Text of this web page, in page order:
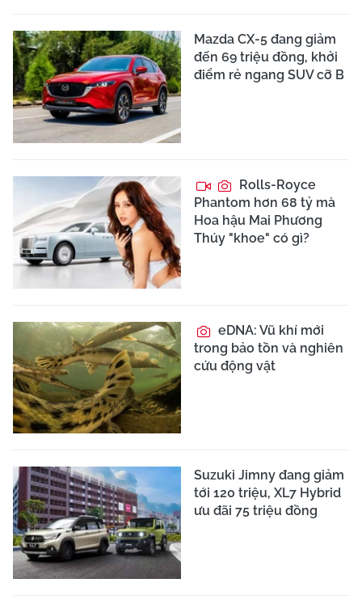
Mazda CX-5 đang giảm
đến 69 triệu đồng, khởi
điểm rẻ ngang SUV cỡ B
Rolls-Royce
Phantom hơn 68 tỷ mà
Hoa hậu Mai Phương
Thúy "khoe" có gì?
eDNA: Vũ khí mới
trong bảo tồn và nghiên
cứu động vật
Suzuki Jimny đang giảm
tới 120 triệu, XL7 Hybrid
ưu đãi 75 triệu đồng